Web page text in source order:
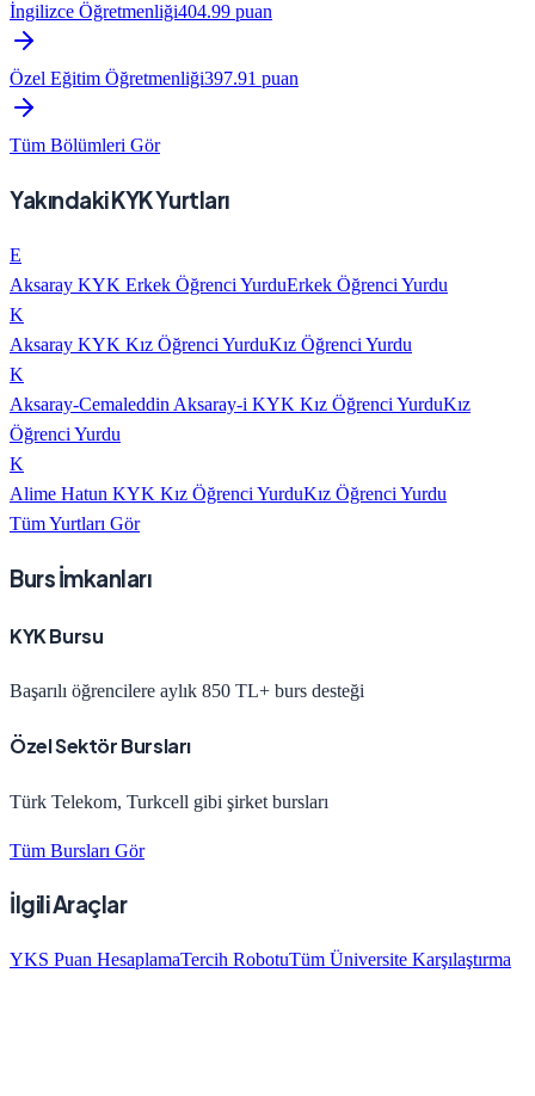
İngilizce Öğretmenliği404.99 puan
Özel Eğitim Öğretmenliği397.91 puan
Tüm Bölümleri Gör
Yakındaki KYK Yurtları
E
Aksaray KYK Erkek Öğrenci YurduErkek Öğrenci Yurdu
K
Aksaray KYK Kız Öğrenci YurduKız Öğrenci Yurdu
K
Aksaray-Cemaleddin Aksaray-i KYK Kız Öğrenci YurduKız
Öğrenci Yurdu
K
Alime Hatun KYK Kız Öğrenci YurduKız Öğrenci Yurdu
Tüm Yurtları Gör
Burs İmkanları
KYK Bursu
Başarılı öğrencilere aylık 850 TL+ burs desteği
Özel Sektör Bursları
Türk Telekom, Turkcell gibi şirket bursları
Tüm Bursları Gör
İlgili Araçlar
YKS Puan HesaplamaTercih RobotuTüm Üniversite Karşılaştırma